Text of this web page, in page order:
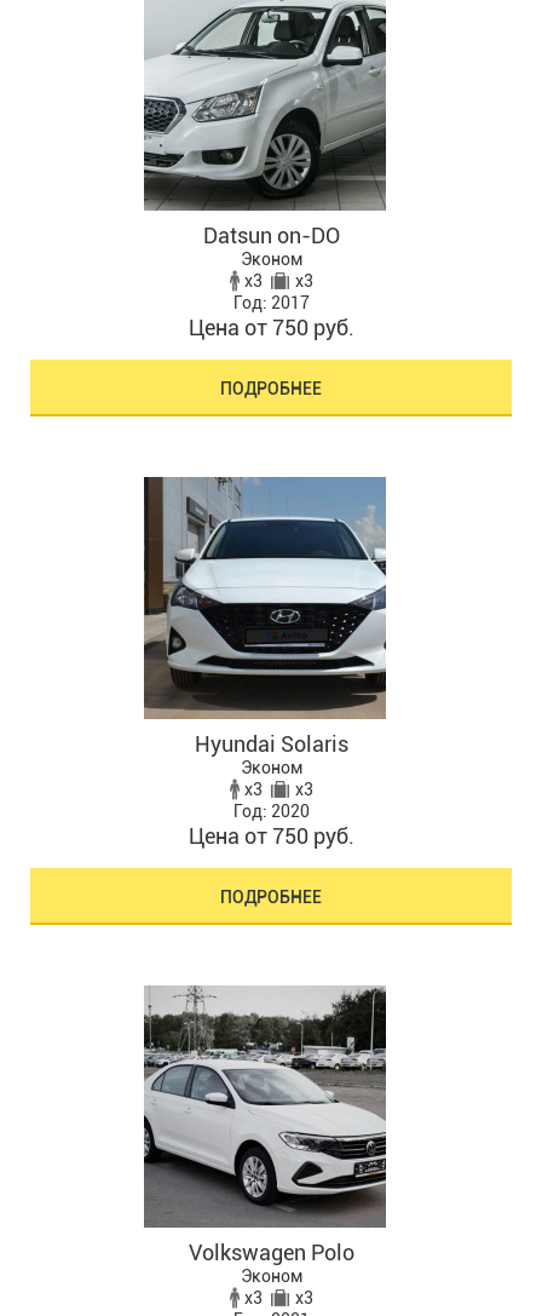
Datsun on-DO
Эконом
x3
x3
Год: 2017
Цена от 750 руб.
ПОДРОБНЕЕ
Hyundai Solaris
Эконом
x3
x3
Год: 2020
Цена от 750 руб.
ПОДРОБНЕЕ
Volkswagen Polo
Эконом
x3
x3